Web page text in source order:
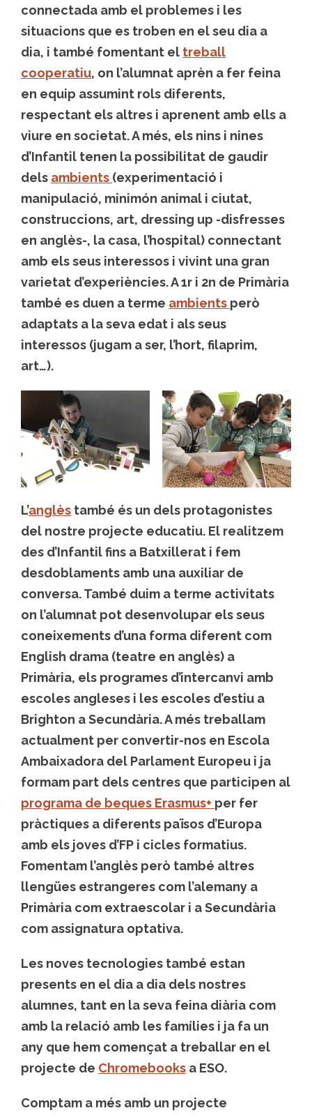
connectada amb el problemes i les
situacions que es troben en el seu dia a
dia, i també fomentant el treball
cooperatiu, on l’alumnat aprèn a fer feina
en equip assumint rols diferents,
respectant els altres i aprenent amb ells a
viure en societat. A més, els nins i nines
d’Infantil tenen la possibilitat de gaudir
dels ambients (experimentació i
manipulació, minimón animal i ciutat,
construccions, art, dressing up -disfresses
en anglès-, la casa, l’hospital) connectant
amb els seus interessos i vivint una gran
varietat d’experiències. A 1r i 2n de Primària
també es duen a terme ambients però
adaptats a la seva edat i als seus
interessos (jugam a ser, l’hort, filaprim,
art…).
L’anglès també és un dels protagonistes
del nostre projecte educatiu. El realitzem
des d’Infantil fins a Batxillerat i fem
desdoblaments amb una auxiliar de
conversa. També duim a terme activitats
on l’alumnat pot desenvolupar els seus
coneixements d’una forma diferent com
English drama (teatre en anglès) a
Primària, els programes d’intercanvi amb
escoles angleses i les escoles d’estiu a
Brighton a Secundària. A més treballam
actualment per convertir-nos en Escola
Ambaixadora del Parlament Europeu i ja
formam part dels centres que participen al
programa de beques Erasmus+ per fer
pràctiques a diferents països d’Europa
amb els joves d’FP i cicles formatius.
Fomentam l’anglès però també altres
llengües estrangeres com l’alemany a
Primària com extraescolar i a Secundària
com assignatura optativa.
Les noves tecnologies també estan
presents en el dia a dia dels nostres
alumnes, tant en la seva feina diària com
amb la relació amb les famílies i ja fa un
any que hem començat a treballar en el
projecte de Chromebooks a ESO.
Comptam a més amb un projecte